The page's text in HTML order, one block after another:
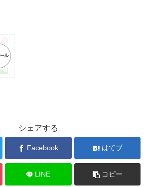
シェアする
Facebook はてブ
LINE コピー